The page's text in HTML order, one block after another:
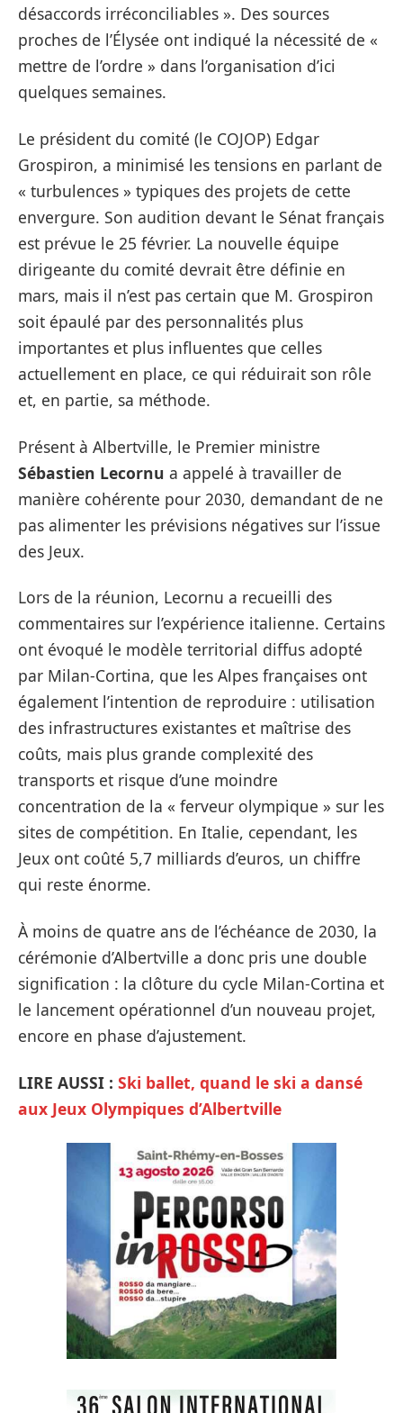
désaccords irréconciliables ». Des sources
proches de l’Élysée ont indiqué la nécessité de «
mettre de l’ordre » dans l’organisation d’ici
quelques semaines.
Le président du comité (le COJOP) Edgar
Grospiron, a minimisé les tensions en parlant de
« turbulences » typiques des projets de cette
envergure. Son audition devant le Sénat français
est prévue le 25 février. La nouvelle équipe
dirigeante du comité devrait être définie en
mars, mais il n’est pas certain que M. Grospiron
soit épaulé par des personnalités plus
importantes et plus influentes que celles
actuellement en place, ce qui réduirait son rôle
et, en partie, sa méthode.
Présent à Albertville, le Premier ministre
Sébastien Lecornu a appelé à travailler de
manière cohérente pour 2030, demandant de ne
pas alimenter les prévisions négatives sur l’issue
des Jeux.
Lors de la réunion, Lecornu a recueilli des
commentaires sur l’expérience italienne. Certains
ont évoqué le modèle territorial diffus adopté
par Milan-Cortina, que les Alpes françaises ont
également l’intention de reproduire : utilisation
des infrastructures existantes et maîtrise des
coûts, mais plus grande complexité des
transports et risque d’une moindre
concentration de la « ferveur olympique » sur les
sites de compétition. En Italie, cependant, les
Jeux ont coûté 5,7 milliards d’euros, un chiffre
qui reste énorme.
À moins de quatre ans de l’échéance de 2030, la
cérémonie d’Albertville a donc pris une double
signification : la clôture du cycle Milan-Cortina et
le lancement opérationnel d’un nouveau projet,
encore en phase d’ajustement.
LIRE AUSSI : Ski ballet, quand le ski a dansé
aux Jeux Olympiques d’Albertville